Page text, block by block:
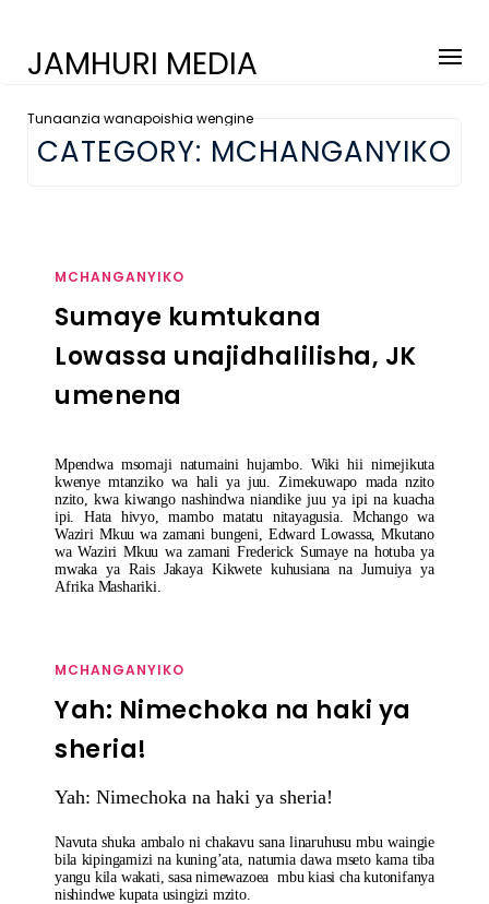
JAMHURI MEDIA
Tunaanzia wanapoishia wengine
CATEGORY: MCHANGANYIKO
MCHANGANYIKO
Sumaye kumtukana
Lowassa unajidhalilisha, JK
umenena
Mpendwa msomaji natumaini hujambo. Wiki hii nimejikuta
kwenye mtanziko wa hali ya juu. Zimekuwapo mada nzito
nzito, kwa kiwango nashindwa niandike juu ya ipi na kuacha
ipi. Hata hivyo, mambo matatu nitayagusia. Mchango wa
Waziri Mkuu wa zamani bungeni, Edward Lowassa, Mkutano
wa Waziri Mkuu wa zamani Frederick Sumaye na hotuba ya
mwaka ya Rais Jakaya Kikwete kuhusiana na Jumuiya ya
Afrika Mashariki.
MCHANGANYIKO
Yah: Nimechoka na haki ya
sheria!
Yah: Nimechoka na haki ya sheria!
Navuta shuka ambalo ni chakavu sana linaruhusu mbu waingie
bila kipingamizi na kuning’ata, natumia dawa mseto kama tiba
yangu kila wakati, sasa nimewazoea mbu kiasi cha kutonifanya
nishindwe kupata usingizi mzito.